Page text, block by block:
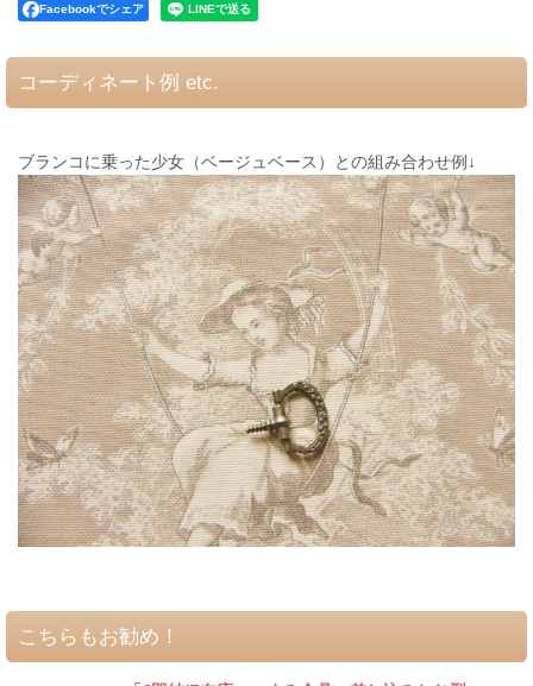
Facebookでシェア
コーディネート例 etc.
ブランコに乗った少女（ベージュベース）との組み合わせ例↓
こちらもお勧め！